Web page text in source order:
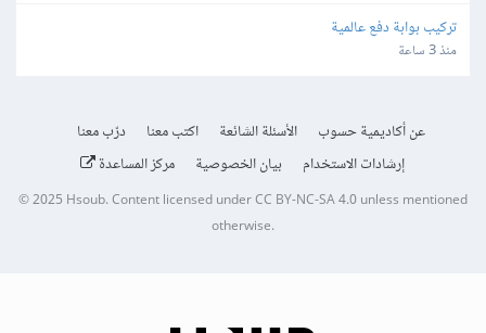
تركيب بوابة دفع عالمية
منذ 3 ساعة
عن أكاديمية حسوب الأسئلة الشائعة اكتب معنا
درّب معنا
إرشادات الاستخدام
بيان الخصوصية مركز المساعدة
© 2025 Hsoub.Content licensed underCC BY-NC-SA 4.0unless mentioned
otherwise.